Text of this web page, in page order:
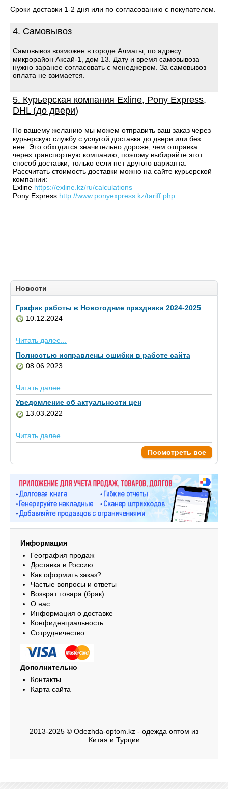
Сроки доставки 1-2 дня или по согласованию с покупателем.
4. Самовывоз
Самовывоз возможен в городе Алматы, по адресу:
микрорайон Аксай-1, дом 13. Дату и время самовывоза
нужно заранее согласовать с менеджером. За самовывоз
оплата не взимается.
5. Курьерская компания Exline, Pony Express,
DHL (до двери)
По вашему желанию мы можем отправить ваш заказ через
курьерскую службу с услугой доставка до двери или без
нее. Это обходится значительно дороже, чем отправка
через транспортную компанию, поэтому выбирайте этот
способ доставки, только если нет другого варианта.
Рассчитать стоимость доставки можно на сайте курьерской
компании:
Exline https://exline.kz/ru/calculations
Pony Express http://www.ponyexpress.kz/tariff.php
Новости
График работы в Новогодние праздники 2024-2025
10.12.2024
Читать далее...
Полностью исправлены ошибки в работе сайта
08.06.2023
..
Читать далее...
Уведомление об актуальности цен
13.03.2022
Читать далее...
Посмотреть все
Информация
География продаж
Доставка в Россию
Как оформить заказ?
Частые вопросы и ответы
Возврат товара (брак)
О нас
Информация о доставке
Конфиденциальность
Сотрудничество
Дополнительно
Контакты
Карта сайта
2013-2025 © Odezhda-optom.kz - одежда оптом из
Китая и Турции